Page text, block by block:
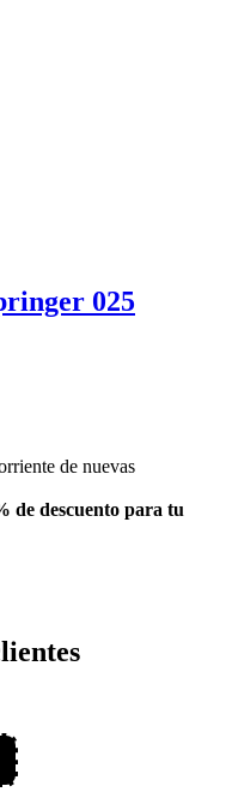
025
de nuevas
de descuento para tu